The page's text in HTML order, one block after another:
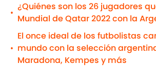
•
¿Quiénes son los 26 jugadores
Mundial de Qatar 2022 con la
•
El once ideal de los futbolistas
mundo con la selección
Maradona, Kempes y más